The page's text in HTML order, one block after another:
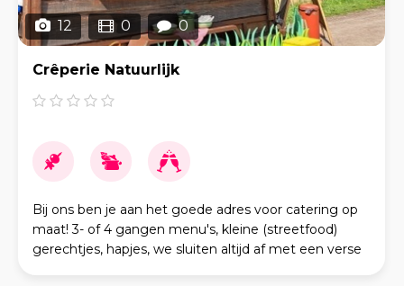
12 0 0
Crêperie Natuurlijk
Bij ons ben je aan het goede adres voor catering op
maat! 3- of 4 gangen menu's, kleine (streetfood)
gerechtjes, hapjes, we sluiten altijd af met een verse